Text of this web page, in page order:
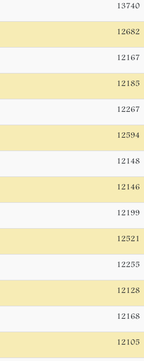
13740
12682
12167
12185
12267
12594
12148
12146
12199
12521
12255
12128
12168
12105